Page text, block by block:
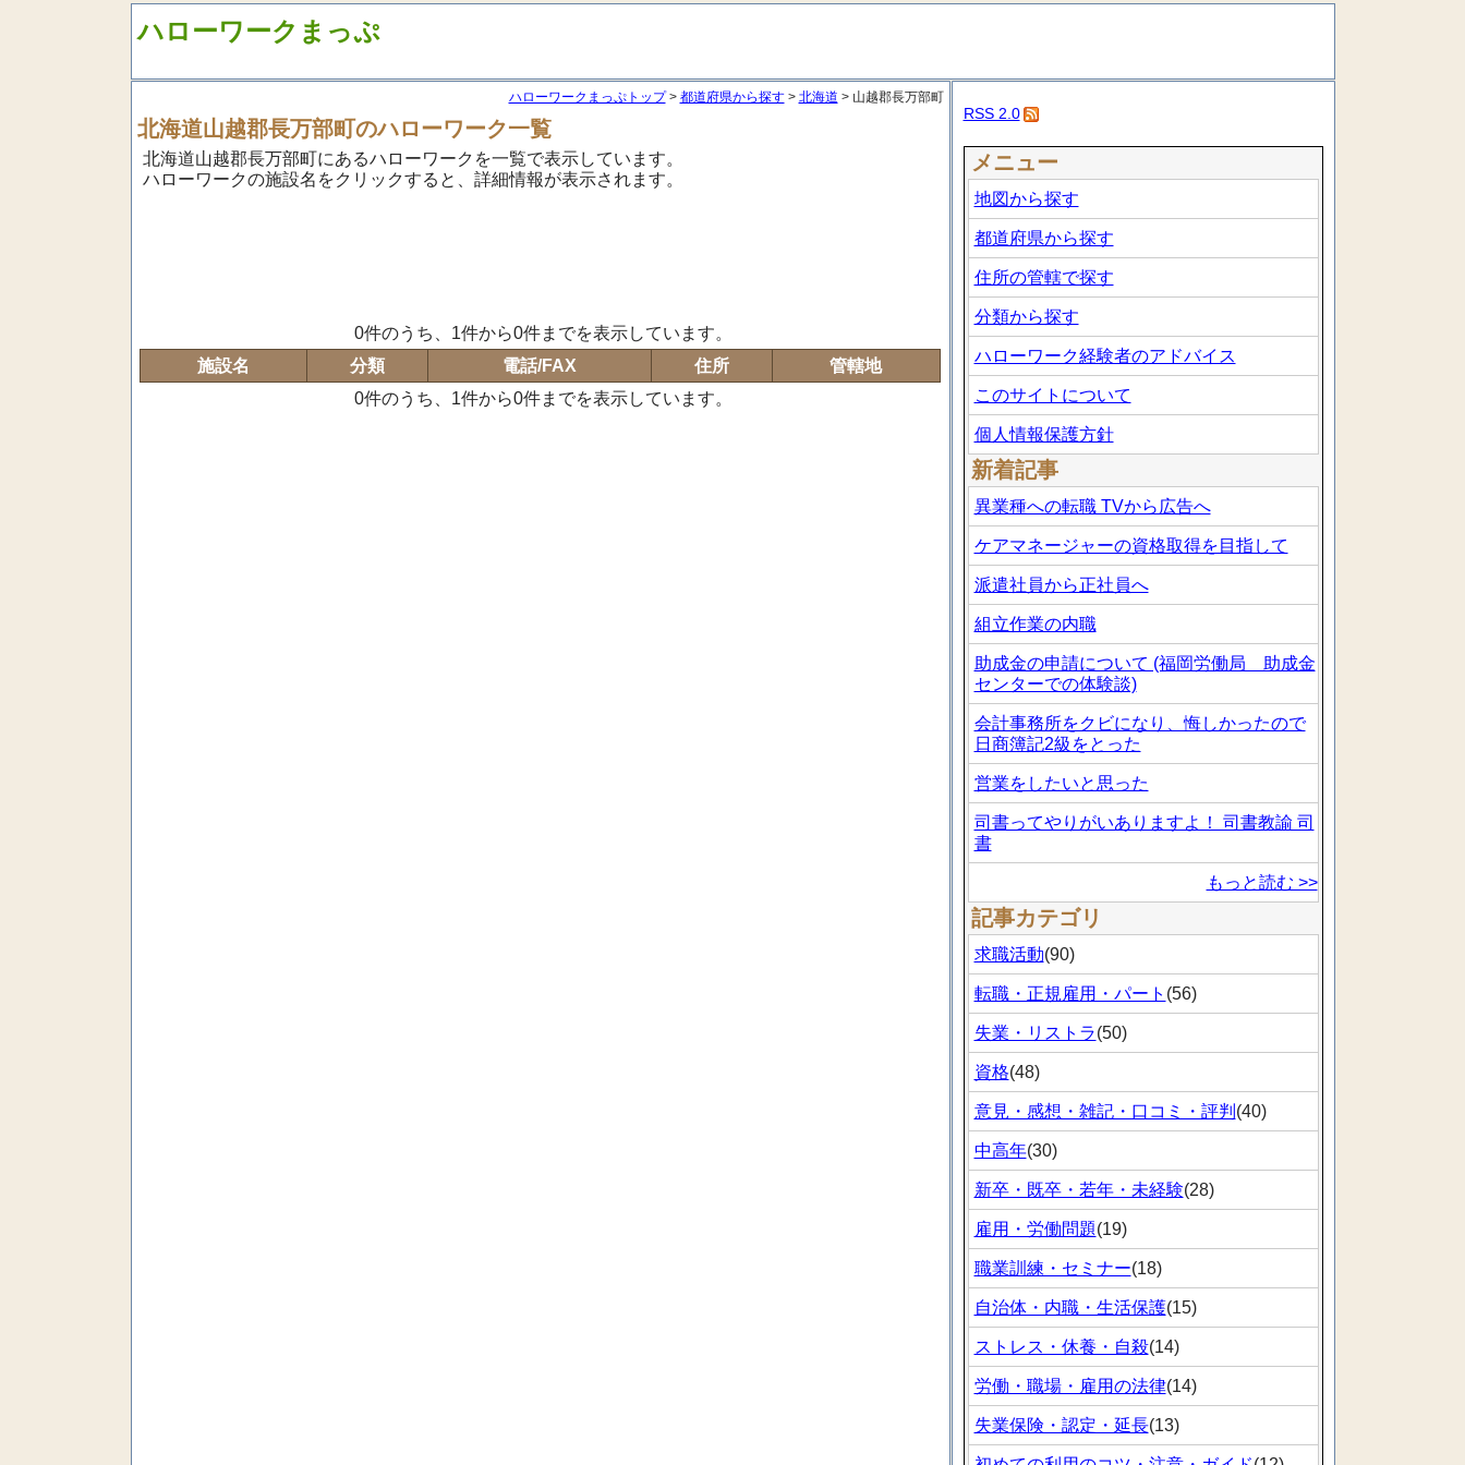
ハローワークまっぷ
ハローワークまっぷトップ> 都道府県から探す> 北海道 > 山越郡長万部町
北海道山越郡長万部町のハローワーク一覧
北海道山越郡長万部町にあるハローワークを一覧で表示しています。
ハローワークの施設名をクリックすると、詳細情報が表示されます。
0件のうち、1件から0件までを表示しています。
施設名
分類 電話/FAX 住所
管轄地
0件のうち、1件から0件までを表示しています。
RSS 2.0
メニュー
地図から探す
都道府県から探す
住所の管轄で探す
分類から探す
ハローワーク経験者のアドバイス
このサイトについて
個人情報保護方針
新着記事
異業種への転職 TVから広告へ
ケアマネージャーの資格取得を目指して
派遣社員から正社員へ
組立作業の内職
助成金の申請について (福岡労働局 助成金
センターでの体験談)
会計事務所をクビになり、悔しかったので
日商簿記2級をとった
営業をしたいと思った
司書ってやりがいありますよ！ 司書教諭 司
書
もっと読む >>
記事カテゴリ
求職活動(90)
転職・正規雇用・パート (56)
失業・リストラ(50)
資格(48)
意見・感想・雑記・口コミ・評判 (40)
中高年(30)
新卒・既卒・若年・未経験(28)
雇用・労働問題(19)
職業訓練・セミナー(18)
自治体・内職・生活保護(15)
ストレス・休養・自殺(14)
労働・職場・雇用の法律(14)
失業保険・認定・延長(13)